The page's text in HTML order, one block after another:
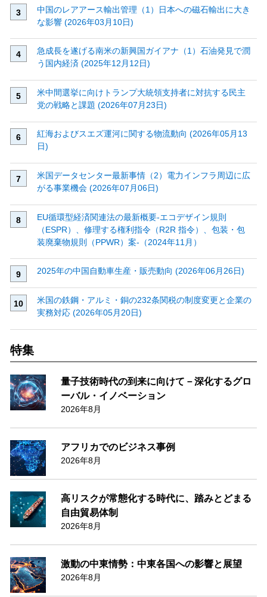
中国のレアアース輸出管理（1）日本への磁石輸出に大き
な影響 (2026年03月10日)
急成長を遂げる南米の新興国ガイアナ（1）石油発見で潤
う国内経済 (2025年12月12日)
米中間選挙に向けトランプ大統領支持者に対抗する民主
党の戦略と課題 (2026年07月23日)
紅海およびスエズ運河に関する物流動向 (2026年05月13
日)
米国データセンター最新事情（2）電力インフラ周辺に広
がる事業機会 (2026年07月06日)
EU循環型経済関連法の最新概要‐エコデザイン規則
（ESPR）、修理する権利指令（R2R 指令）、包装・包
装廃棄物規則（PPWR）案‐（2024年11月）
2025年の中国自動車生産・販売動向 (2026年06月26日)
米国の鉄鋼・アルミ・銅の232条関税の制度変更と企業の
実務対応 (2026年05月20日)
特集
量子技術時代の到来に向けて－深化するグロ
ーバル・イノベーション
2026年8月
アフリカでのビジネス事例
2026年8月
高リスクが常態化する時代に、踏みとどまる
自由貿易体制
2026年8月
激動の中東情勢：中東各国への影響と展望
2026年8月